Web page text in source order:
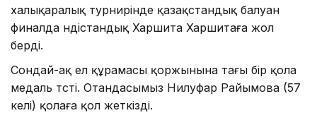
халықаралық турнирінде қазақстандық балуан
финалда үндістандық Харшита Харшитаға жол
берді.
Сондай-ақ ел құрамасы қоржынына тағы бір қола
медаль түсті. Отандасымыз Нилуфар Райымова (57
келі) қолаға қол жеткізді.